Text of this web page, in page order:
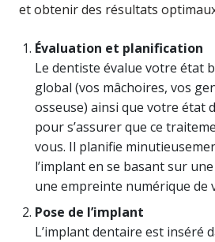
et obtenir des résultats
Évaluation et planification
Le dentiste évalue votre état
global (vos mâchoires, vos
osseuse) ainsi que votre état
pour s’assurer que ce
vous. Il planifie
l’implant en se basant sur une
une empreinte numérique de
Pose de l’implant
L’implant dentaire est inséré